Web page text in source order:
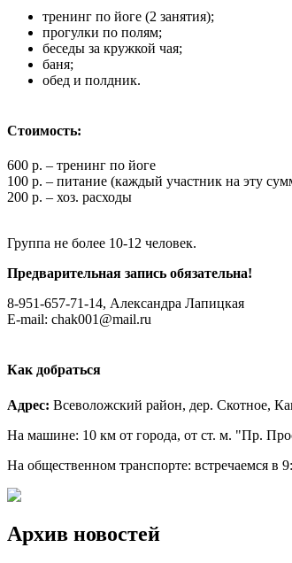
тренинг по йоге (2 занятия);
прогулки по полям;
беседы за кружкой чая;
баня;
обед и полдник.
Стоимость:
600 р. – тренинг по йоге
100 р. – питание (каждый участник на эту
200 р. – хоз. расходы
Группа не более 10-12 человек.
Предварительная запись обязательна!
8-951-657-71-14, Александра Лапицкая
E-mail: chak001@mail.ru
Как добраться
Адрес: Всеволожский район, дер. Скотное,
На машине: 10 км от города, от ст. м. "Пр.
На общественном транспорте: встречаемся
Архив новостей